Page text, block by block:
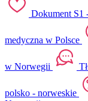
Dokument S1
medyczna w Polsce
w Norwegii
polsko - norweskie